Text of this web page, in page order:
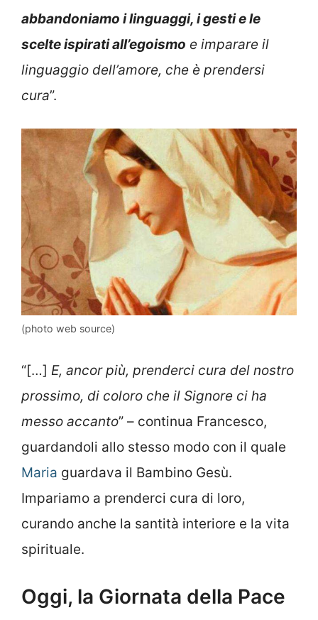
abbandoniamo i linguaggi, i gesti e le
scelte ispirati all’egoismo e imparare il
linguaggio dell’amore, che è prendersi
cura”.
(photo web source)
“[…] E, ancor più, prenderci cura del nostro
prossimo, di coloro che il Signore ci ha
messo accanto” – continua Francesco,
guardandoli allo stesso modo con il quale
Maria guardava il Bambino Gesù.
Impariamo a prenderci cura di loro,
curando anche la santità interiore e la vita
spirituale.
Oggi, la Giornata della Pace